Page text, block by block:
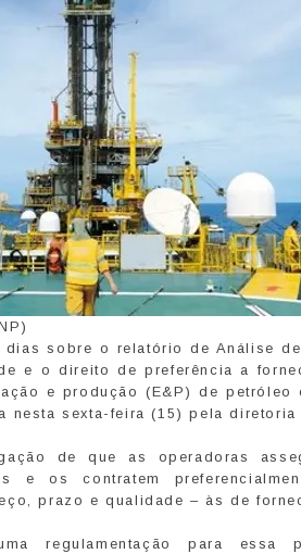
sobre o relatório de Análise
e o direito de preferência a
e produção (E&P) de
nesta sexta-feira (15) pela
de que as operadoras
e os contratem
prazo e qualidade – às de
regulamentação para essa